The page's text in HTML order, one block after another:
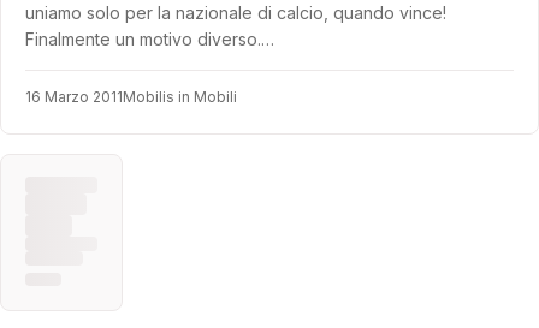
uniamo solo per la nazionale di calcio, quando vince!
Finalmente un motivo diverso.…
16 Marzo 2011Mobilis in Mobili